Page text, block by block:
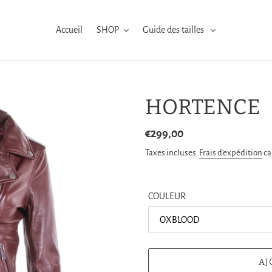
Accueil SHOP Guide des tailles
HORTENCE
Prix
normal
€299,00
Taxes incluses. Frais d'expédition
COULEUR